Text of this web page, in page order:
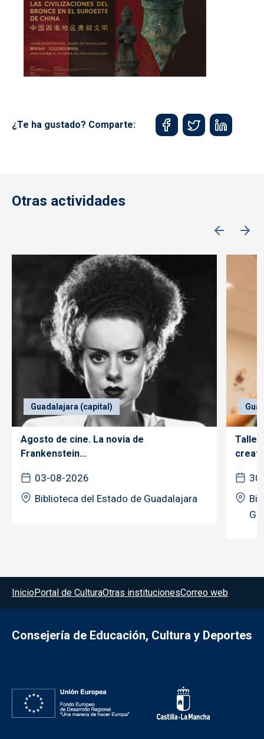
¿Te ha gustado? Comparte:
Otras actividades
Guadalajara (capital)
Agosto de cine. La novia de
Frankenstein...
03-08-2026
Biblioteca del Estado de Guadalajara
Taller
Menú del pie
InicioPortal de CulturaOtras institucionesCorreo web
Consejería de Educación, Cultura y Deportes